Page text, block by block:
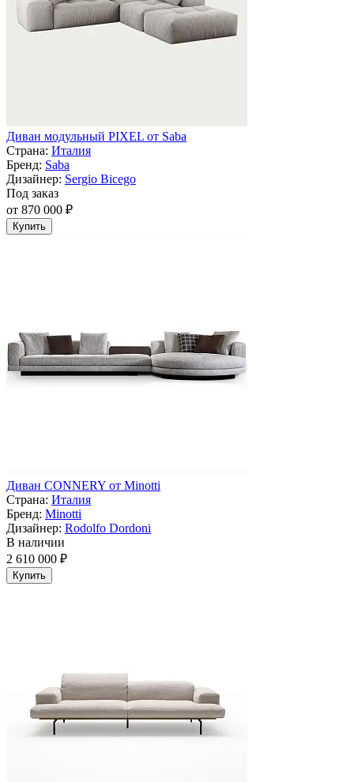
Диван модульный PIXEL от Saba
Страна: Италия
Бренд: Saba
Дизайнер: Sergio Bicego
Под заказ
от 870 000 ₽
Купить
Диван CONNERY от Minotti
Страна: Италия
Бренд: Minotti
Дизайнер: Rodolfo Dordoni
В наличии
2 610 000 ₽
Купить